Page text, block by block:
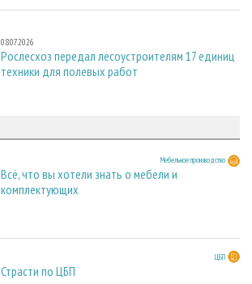
08.07.2026
Рослесхоз передал лесоустроителям 17 единиц
техники для полевых работ
Мебельное производство
Всё, что вы хотели знать о мебели и
комплектующих
ЦБП
Страсти по ЦБП